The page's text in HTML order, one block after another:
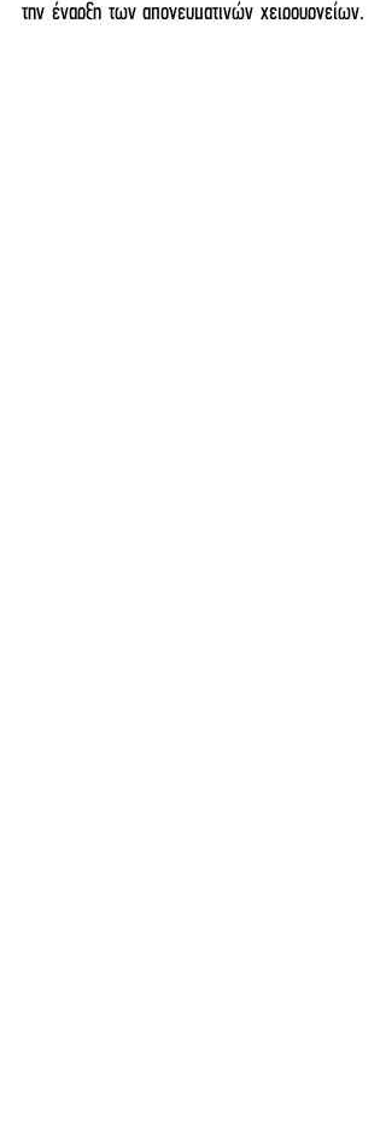
την έναρξη των απογευματινών χειρουργείων.